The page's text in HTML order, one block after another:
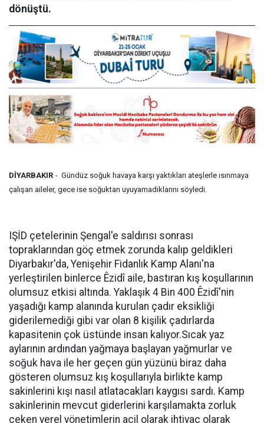
dönüştü.
DİYARBAKIR - Gündüz soğuk havaya karşı yaktıkları ateşlerle ısınmaya
çalışan aileler, gece ise soğuktan uyuyamadıklarını söyledi.
IŞİD çetelerinin Şengal'e saldırısı sonrası
topraklarından göç etmek zorunda kalıp geldikleri
Diyarbakır'da, Yenişehir Fidanlık Kamp Alanı'na
yerleştirilen binlerce Êzidî aile, bastıran kış koşullarının
olumsuz etkisi altında. Yaklaşık 4 Bin 400 Êzidî'nin
yaşadığı kamp alanında kurulan çadır eksikliği
giderilemediği gibi var olan 8 kişilik çadırlarda
kapasitenin çok üstünde insan kalıyor.Sıcak yaz
aylarının ardından yağmaya başlayan yağmurlar ve
soğuk hava ile her geçen gün yüzünü biraz daha
gösteren olumsuz kış koşullarıyla birlikte kamp
sakinlerini kışı nasıl atlatacakları kaygısı sardı. Kamp
sakinlerinin mevcut giderlerini karşılamakta zorluk
çeken yerel yönetimlerin acil olarak ihtiyaç olarak